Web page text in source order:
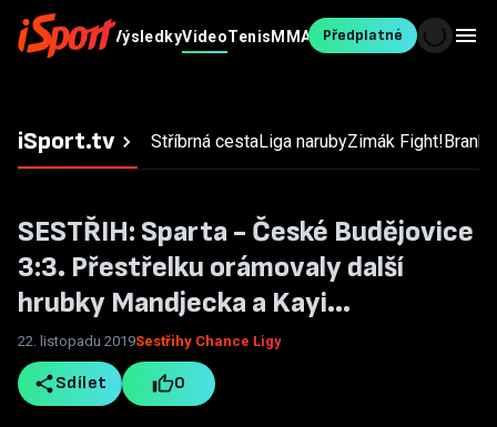
Fotbal MS v
VýsledkyVideoTenisMMA OstatníBlesk
Sport
Předplatné
iSport.tv Stříbrná cestaLiga narubyZimák Fight!
SESTŘIH: Sparta - České Budějovice
3:3. Přestřelku orámovaly další
hrubky Mandjecka a Kayi...
22. listopadu 2019Sestřihy Chance Ligy
Sdílet 0